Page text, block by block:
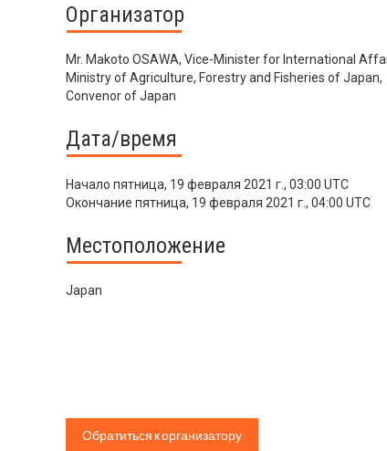
Организатор
Mr. Makoto OSAWA, Vice-Minister for International
Ministry of Agriculture, Forestry and Fisheries of Japan,
Convenor of Japan
Дата/время
Начало пятница, 19 февраля 2021 г., 03:00 UTC
Окончание пятница, 19 февраля 2021 г., 04:00 UTC
Местоположение
Japan
Обратиться к организатору